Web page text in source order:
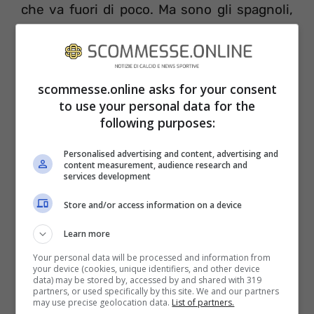
che va fuori di poco. Ma sono gli spagnoli,
tempo, ad sfiorare la marcatura con un
colpo di testa ravvicinato di Morata, bravo
ad anticipare Bonucci. Per fortuna, la palla
si alza di un metro sopra la traversa.
scommesse.online asks for your consent
to use your personal data for the
following purposes:
Personalised advertising and content, advertising and
content measurement, audience research and
services development
Store and/or access information on a device
Learn more
Your personal data will be processed and information from
your device (cookies, unique identifiers, and other device
data) may be stored by, accessed by and shared with 319
partners, or used specifically by this site. We and our partners
may use precise geolocation data. List of partners.